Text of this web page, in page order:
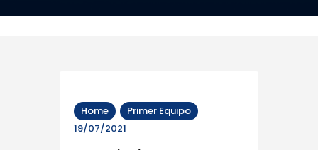
Home
Primer Equipo
19/07/2021